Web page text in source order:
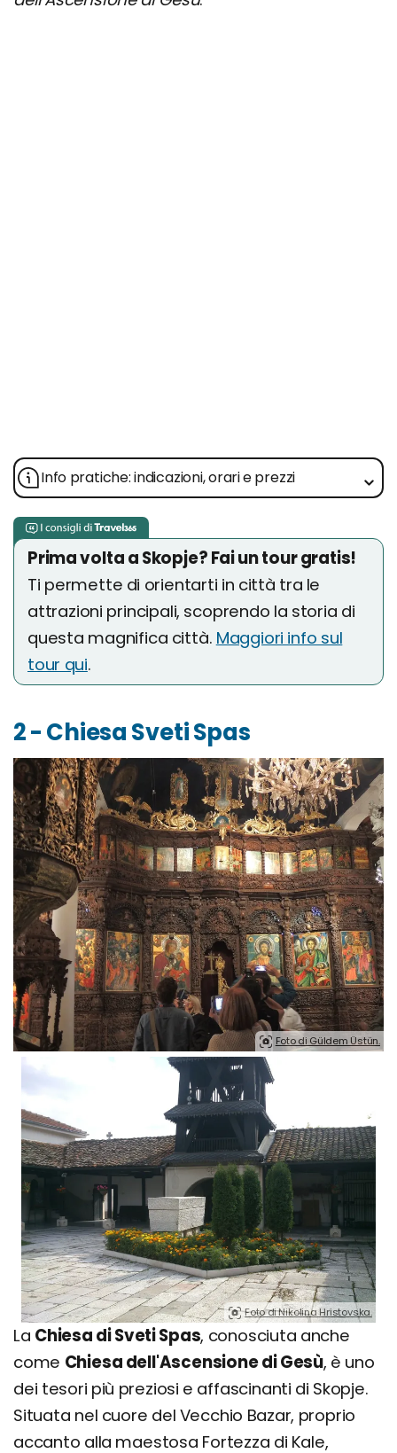
Info pratiche: indicazioni, orari e prezzi
Prima volta a Skopje? Fai un tour gratis!
Ti permette di orientarti in città tra le
attrazioni principali, scoprendo la storia di
questa magnifica città. Maggiori info sul
tour qui.
2 - Chiesa Sveti Spas
Foto di Güldem Üstün.
Foto di Nikolina Hristovska.
La Chiesa di Sveti Spas, conosciuta anche
come Chiesa dell'Ascensione di Gesù, è uno
dei tesori più preziosi e affascinanti di Skopje.
Situata nel cuore del Vecchio Bazar, proprio
accanto alla maestosa Fortezza di Kale,